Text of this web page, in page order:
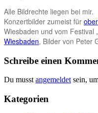
Alle Bildrechte liegen bei mir.
Konzertbilder zumeist für
Wiesbaden und vom Festival
Wiesbaden, Bilder von Peter
Schreibe einen
Du musst angemeldet sein,
Kategorien